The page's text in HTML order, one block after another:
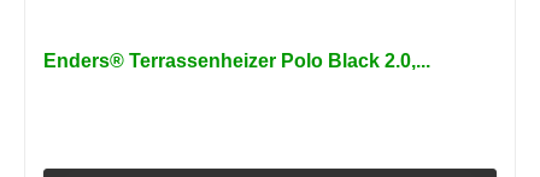
Enders® Terrassenheizer Polo Black 2.0,...